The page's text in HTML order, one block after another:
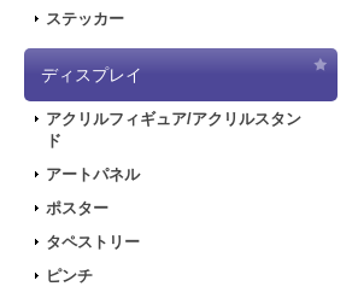
ステッカー
ディスプレイ
アクリルフィギュア/アクリルスタン
ド
アートパネル
ポスター
タペストリー
ピンチ